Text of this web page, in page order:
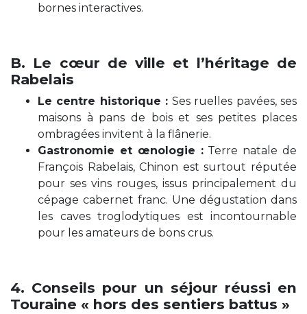
bornes interactives.
B. Le cœur de ville et l’héritage de
Rabelais
Le centre historique : Ses ruelles pavées, ses
maisons à pans de bois et ses petites places
ombragées invitent à la flânerie.
Gastronomie et œnologie :Terre natale de
François Rabelais, Chinon est surtout réputée
pour ses vins rouges, issus principalement du
cépage cabernet franc. Une dégustation dans
les caves troglodytiques est incontournable
pour les amateurs de bons crus.
4. Conseils pour un séjour réussi en
Touraine « hors des sentiers battus »